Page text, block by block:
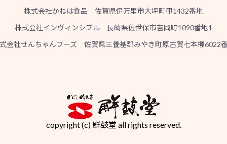
株式会社かねは食品 佐賀県伊万里市大坪町甲1432番地
株式会社インヴィンシブル 長崎県佐世保市吉岡町1090番地1
会社せんちゃんフーズ 佐賀県三養基郡みやき町原古賀七本柳6022
copyright (c) 鮮鼓堂 all rights reserved.